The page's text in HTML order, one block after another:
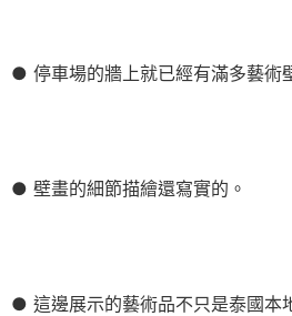
● 停車場的牆上就已經有滿多藝術
● 壁畫的細節描繪還寫實的。
● 這邊展示的藝術品不只是泰國本